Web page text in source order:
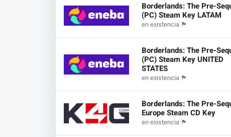
Borderlands: The Pre-
(PC) Steam Key LATAM
en existencia 🏴
Borderlands: The Pre-
(PC) Steam Key UNITED
STATES
en existencia 🏴
Borderlands: The Pre-
Europe Steam CD Key
en existencia 🏴